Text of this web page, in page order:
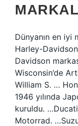
Dünyanın en iyi
Harley-
Davidson
Wisconsin’de
William S. …
1946 yılında
kuruldu.
Motorrad.